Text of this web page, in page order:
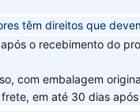
têm direitos que
o recebimento do
com embalagem
em até 30 dias